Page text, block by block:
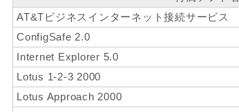
AT&Tビジネスインターネット接続サービス
ConfigSafe 2.0
Internet Explorer 5.0
Lotus 1-2-3 2000
Lotus Approach 2000